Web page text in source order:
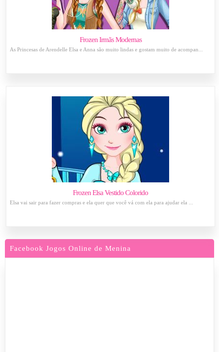
Frozen Irmãs Modernas
As Princesas de Arendelle Elsa e Anna são muito lindas e gostam muito de acompan...
Frozen Elsa Vestido Colorido
Elsa vai sair para fazer compras e ela quer que você vá com ela para ajudar ela ...
Facebook Jogos Online de Menina